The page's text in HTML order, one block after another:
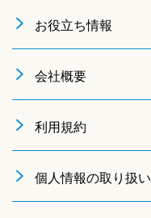
お役立ち情報
会社概要
利用規約
個人情報の取り扱い